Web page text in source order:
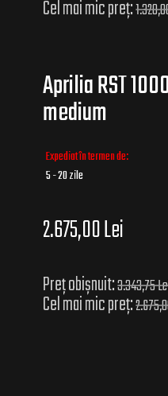
Cel mai mic preț:
Aprilia RST
medium
Expediat în termen de:
5 - 20 zile
2.675,00 Lei
Preț obișnuit:3.343,75
Cel mai mic preț: